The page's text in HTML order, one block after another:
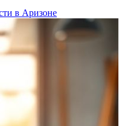
в Аризоне